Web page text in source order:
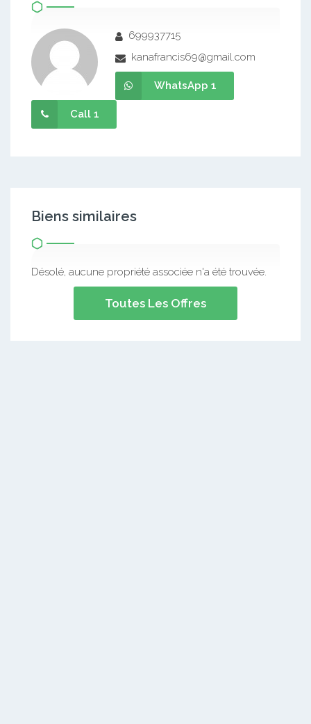
699937715
kanafrancis69@gmail.com
WhatsApp 1
Call 1
Biens similaires
Désolé, aucune propriété associée n'a été trouvée.
Toutes Les Offres